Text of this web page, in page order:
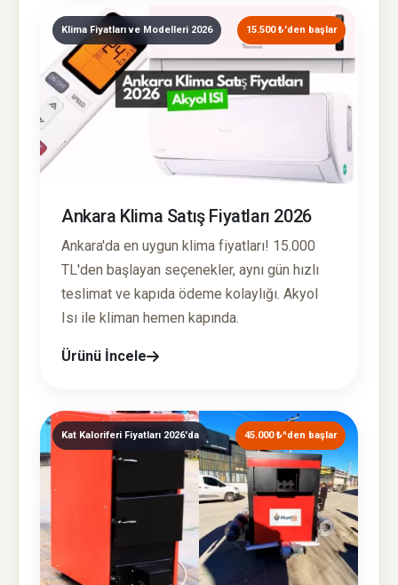
Klima Fiyatları ve Modelleri 2026 15.500 ₺'den başlar
Ankara Klima Satış Fiyatları 2026
Ankara'da en uygun klima fiyatları! 15.000
TL'den başlayan seçenekler, aynı gün hızlı
teslimat ve kapıda ödeme kolaylığı. Akyol
Isı ile kliman hemen kapında.
Ürünü İncele
Kat Kaloriferi Fiyatları 2026'da 45.000 ₺^den başlar